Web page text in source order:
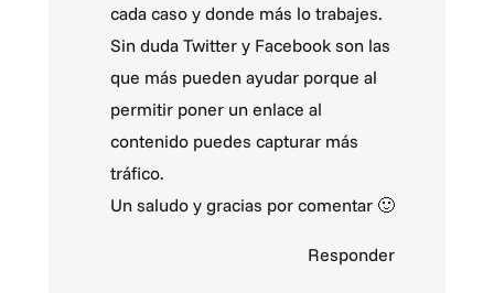
cada caso y donde más lo trabajes.
Sin duda Twitter y Facebook son las
que más pueden ayudar porque al
permitir poner un enlace al
contenido puedes capturar más
tráfico.
Un saludo y gracias por comentar 🙂
Responder